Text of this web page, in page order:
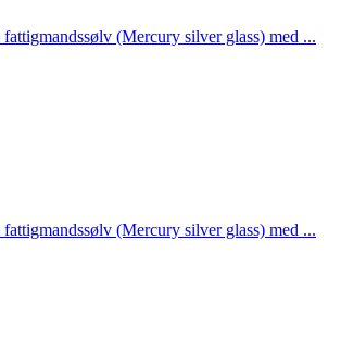
fattigmandssølv (Mercury silver glass) med ...
fattigmandssølv (Mercury silver glass) med ...